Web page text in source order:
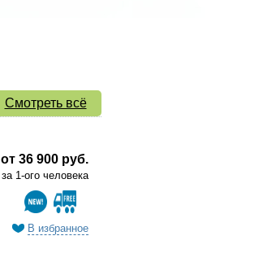
Смотреть всё
от 36 900 руб.
за 1-ого человека
В избранное